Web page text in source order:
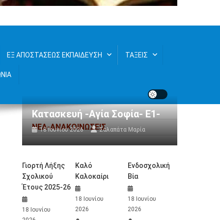
ΕΞ ΑΠΟΣΤΑΣΕΩΣ ΕΚΠΑΙΔΕΥΣΗ ΤΑΞΕΙΣ
ΝΕΑ-ΑΝΑΚΟΙΝΩΣΕΙΣ
Κατασκευή -Αγία Σοφία- Ε1-
18 Ιουνίου 2026 Σαλαπάτα Μαρία
Γιορτή Λήξης
Σχολικού
Έτους 2025-26
18 Ιουνίου
Καλό
Καλοκαίρι
18 Ιουνίου
2026
Ενδοσχολική
Βία
18 Ιουνίου
2026